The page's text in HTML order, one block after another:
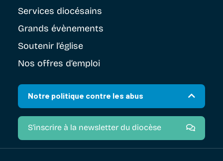
Services diocésains
Grands évènements
Soutenir l’église
Nos offres d’emploi
Notre politique contre les abus
S'inscrire à la newsletter du diocèse